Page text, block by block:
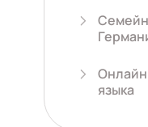
языка